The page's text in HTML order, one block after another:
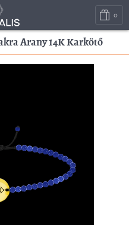
0
Arany 14K Karkötő